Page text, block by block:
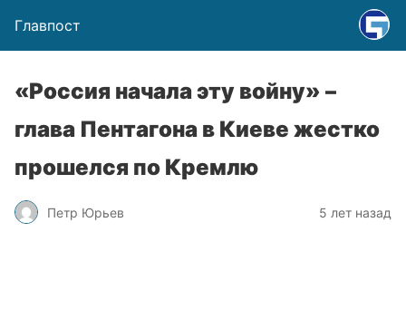
Главпост
«Россия начала эту войну» –
глава Пентагона в Киеве жестко
прошелся по Кремлю
Петр Юрьев 5 лет назад